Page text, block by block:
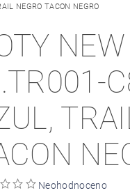
BOTY SENDRA-SENDRA
NEGRO TACON NEGRO
Neohodnoceno